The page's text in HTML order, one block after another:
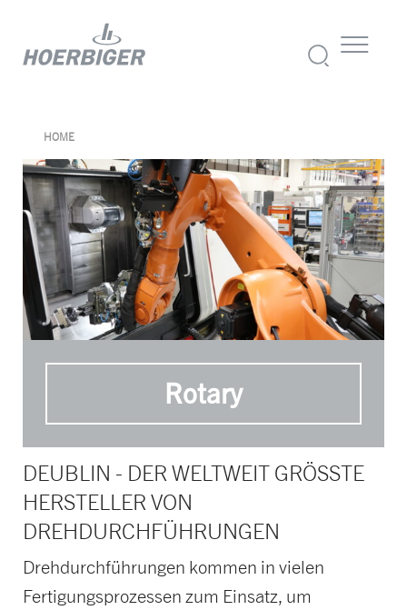
HOME
Rotary
DEUBLIN - DER WELTWEIT GRÖSSTE H
ERSTELLER VON D
REHDURCHFÜHRUNGEN
Drehdurchführungen kommen in vielen
Fertigungsprozessen zum Einsatz, um